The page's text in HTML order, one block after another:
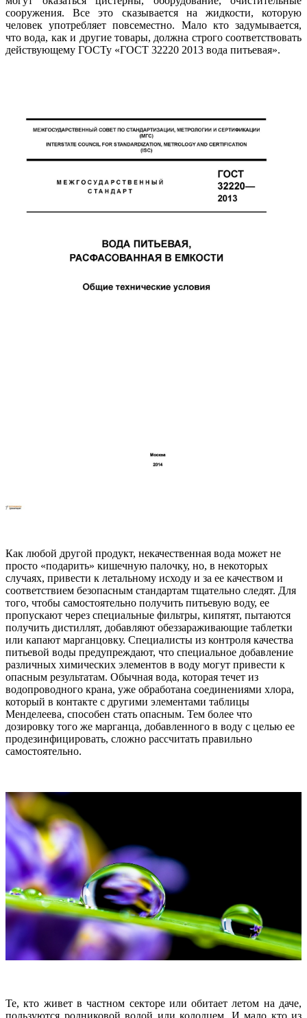
сооружения. Все это сказывается на жидкости, которую
человек употребляет повсеместно. Мало кто задумывается,
что вода, как и другие товары, должна строго соответствовать
действующему ГОСТу «ГОСТ 32220 2013 вода питьевая».
Как любой другой продукт, некачественная вода может не
просто «подарить» кишечную палочку, но, в некоторых
случаях, привести к летальному исходу и за ее качеством и
соответствием безопасным стандартам тщательно следят. Для
того, чтобы самостоятельно получить питьевую воду, ее
пропускают через специальные фильтры, кипятят, пытаются
получить дистиллят, добавляют обеззараживающие таблетки
или капают марганцовку. Специалисты из контроля качества
питьевой воды предупреждают, что специальное добавление
различных химических элементов в воду могут привести к
опасным результатам. Обычная вода, которая течет из
водопроводного крана, уже обработана соединениями хлора,
который в контакте с другими элементами таблицы
Менделеева, способен стать опасным. Тем более что
дозировку того же марганца, добавленного в воду с целью ее
продезинфицировать, сложно рассчитать правильно
самостоятельно.
Те, кто живет в частном секторе или обитает летом на даче,